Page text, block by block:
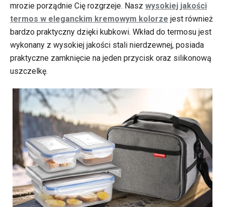
mrozie porządnie Cię rozgrzeje. Nasz wysokiej jakości
termos w eleganckim kremowym kolorze jest również
bardzo praktyczny dzięki kubkowi. Wkład do termosu jest
wykonany z wysokiej jakości stali nierdzewnej, posiada
praktyczne zamknięcie na jeden przycisk oraz silikonową
uszczelkę.